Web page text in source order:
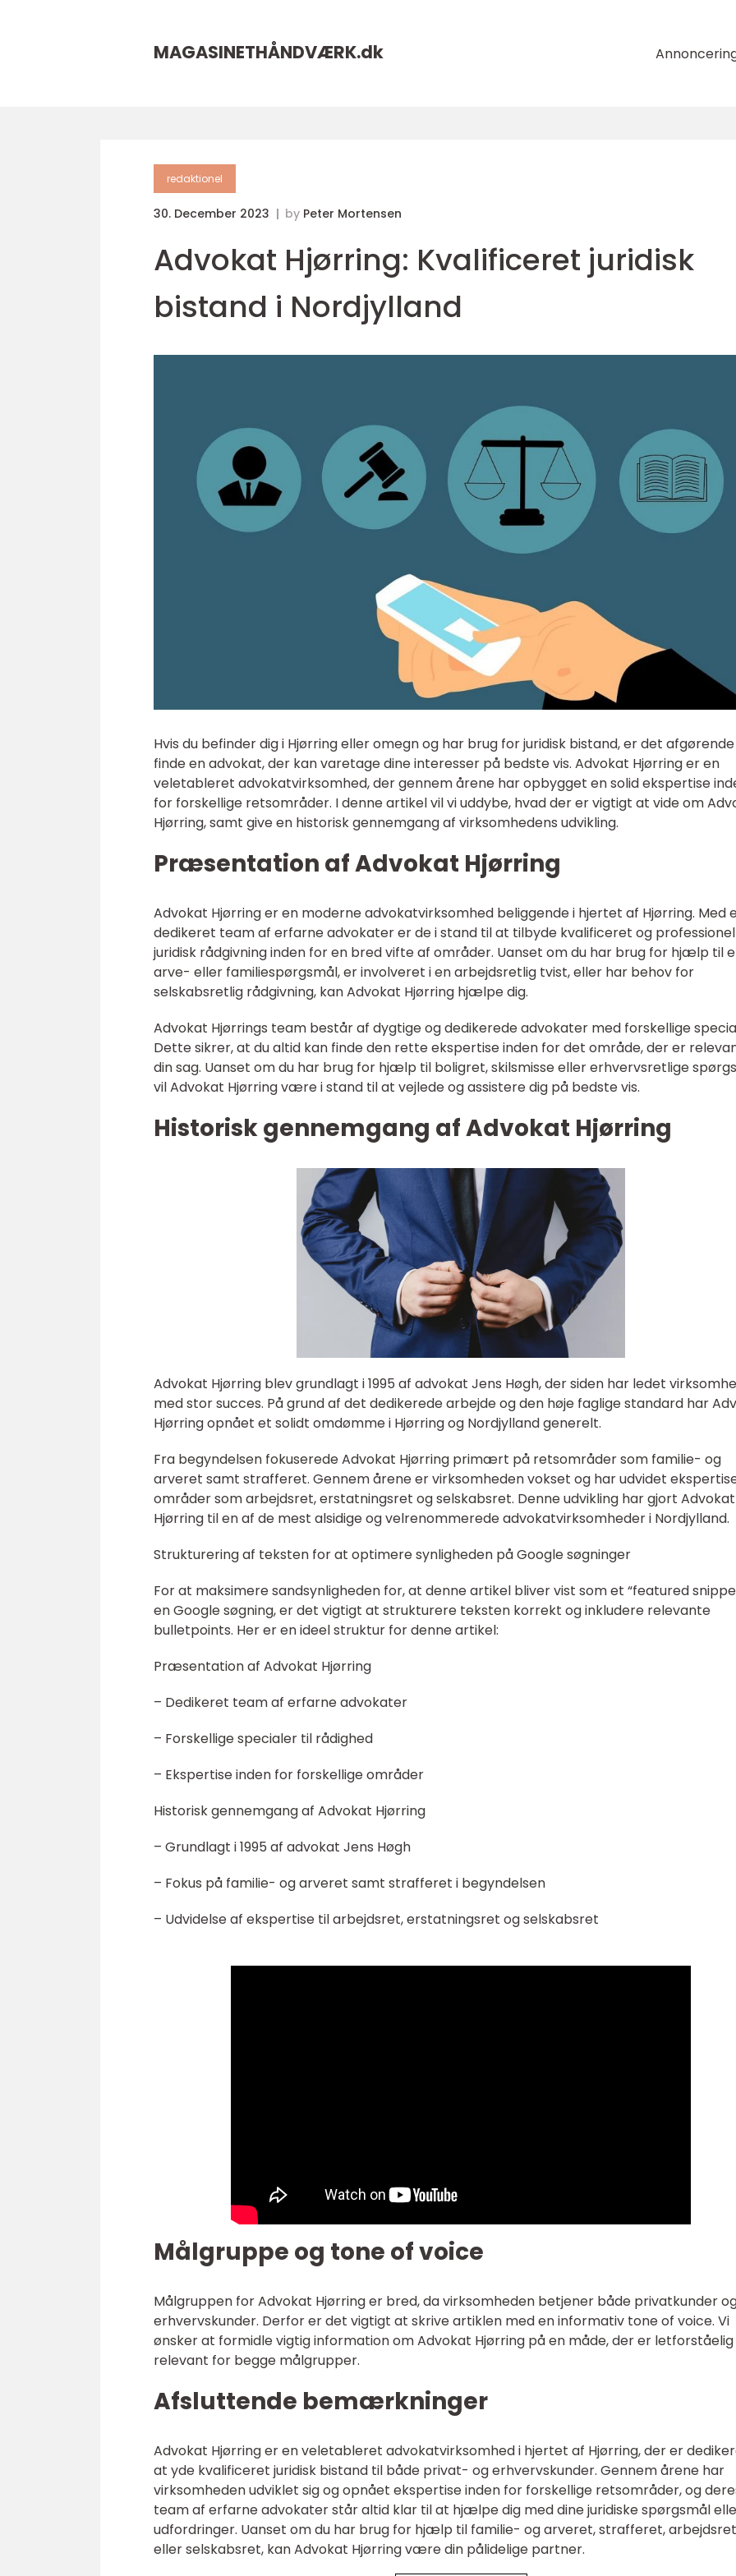
MAGASINETHÅNDVÆRK.dk
redaktionel
30. December 2023 by Peter Mortensen
Advokat Hjørring: Kvalificeret juridisk
bistand i Nordjylland
Hvis du befinder dig i Hjørring eller omegn og har brug for juridisk bistand, er det
finde en advokat, der kan varetage dine interesser på bedste vis. Advokat Hjørring er en
veletableret advokatvirksomhed, der gennem årene har opbygget en solid ekspertise
for forskellige retsområder. I denne artikel vil vi uddybe, hvad der er vigtigt at vide om
Hjørring, samt give en historisk gennemgang af virksomhedens udvikling.
Præsentation af Advokat Hjørring
Advokat Hjørring er en moderne advokatvirksomhed beliggende i hjertet af Hjørring. Med
dedikeret team af erfarne advokater er de i stand til at tilbyde kvalificeret og professionel
juridisk rådgivning inden for en bred vifte af områder. Uanset om du har brug for hjælp til
arve- eller familiespørgsmål, er involveret i en arbejdsretlig tvist, eller har behov for
selskabsretlig rådgivning, kan Advokat Hjørring hjælpe dig.
Advokat Hjørrings team består af dygtige og dedikerede advokater med forskellige
Dette sikrer, at du altid kan finde den rette ekspertise inden for det område, der er
din sag. Uanset om du har brug for hjælp til boligret, skilsmisse eller erhvervsretlige
vil Advokat Hjørring være i stand til at vejlede og assistere dig på bedste vis.
Historisk gennemgang af Advokat Hjørring
Advokat Hjørring blev grundlagt i 1995 af advokat Jens Høgh, der siden har ledet
med stor succes. På grund af det dedikerede arbejde og den høje faglige standard har
Hjørring opnået et solidt omdømme i Hjørring og Nordjylland generelt.
Fra begyndelsen fokuserede Advokat Hjørring primært på retsområder som familie- og
arveret samt strafferet. Gennem årene er virksomheden vokset og har udvidet
områder som arbejdsret, erstatningsret og selskabsret. Denne udvikling har gjort Advokat
Hjørring til en af de mest alsidige og velrenommerede advokatvirksomheder i Nordjylland.
Strukturering af teksten for at optimere synligheden på Google søgninger
For at maksimere sandsynligheden for, at denne artikel bliver vist som et “featured
en Google søgning, er det vigtigt at strukturere teksten korrekt og inkludere relevante
bulletpoints. Her er en ideel struktur for denne artikel:
Præsentation af Advokat Hjørring
– Dedikeret team af erfarne advokater
– Forskellige specialer til rådighed
– Ekspertise inden for forskellige områder
Historisk gennemgang af Advokat Hjørring
– Grundlagt i 1995 af advokat Jens Høgh
– Fokus på familie- og arveret samt strafferet i begyndelsen
– Udvidelse af ekspertise til arbejdsret, erstatningsret og selskabsret
Målgruppe og tone of voice
Målgruppen for Advokat Hjørring er bred, da virksomheden betjener både privatkunder
erhvervskunder. Derfor er det vigtigt at skrive artiklen med en informativ tone of voice. Vi
ønsker at formidle vigtig information om Advokat Hjørring på en måde, der er
relevant for begge målgrupper.
Afsluttende bemærkninger
Advokat Hjørring er en veletableret advokatvirksomhed i hjertet af Hjørring, der er
at yde kvalificeret juridisk bistand til både privat- og erhvervskunder. Gennem årene har
virksomheden udviklet sig og opnået ekspertise inden for forskellige retsområder, og
team af erfarne advokater står altid klar til at hjælpe dig med dine juridiske spørgsmål
udfordringer. Uanset om du har brug for hjælp til familie- og arveret, strafferet, arbejdsret
eller selskabsret, kan Advokat Hjørring være din pålidelige partner.